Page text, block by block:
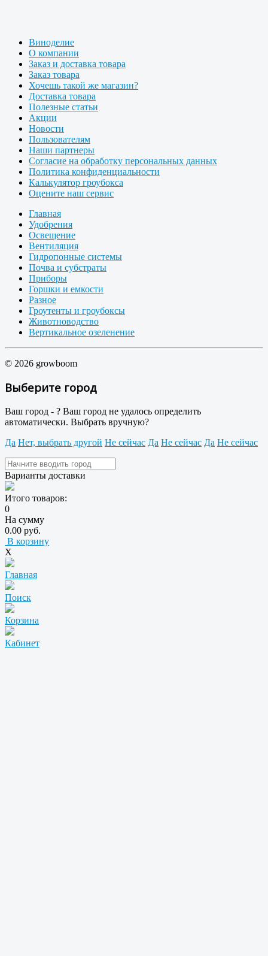
Виноделие
О компании
Заказ и доставка товара
Заказ товара
Хочешь такой же магазин?
Доставка товара
Полезные статьи
Акции
Новости
Пользователям
Наши партнеры
Согласие на обработку персональных данных
Политика конфиденциальности
Калькулятор гроубокса
Оцените наш сервис
Главная
Удобрения
Освещение
Вентиляция
Гидропонные системы
Почва и субстраты
Приборы
Горшки и емкости
Разное
Гроутенты и гроубоксы
Животноводство
Вертикальное озеленение
© 2026 growboom
Выберите город
Ваш город - ? Ваш город не удалось определить
автоматически. Выбрать вручную?
Да Нет, выбрать другой Не сейчас Да Не сейчас Да Не сейчас
Варианты доставки
Итого товаров:
0
На сумму
0.00 руб.
В корзину
X
Главная
Поиск
Корзина
Кабинет